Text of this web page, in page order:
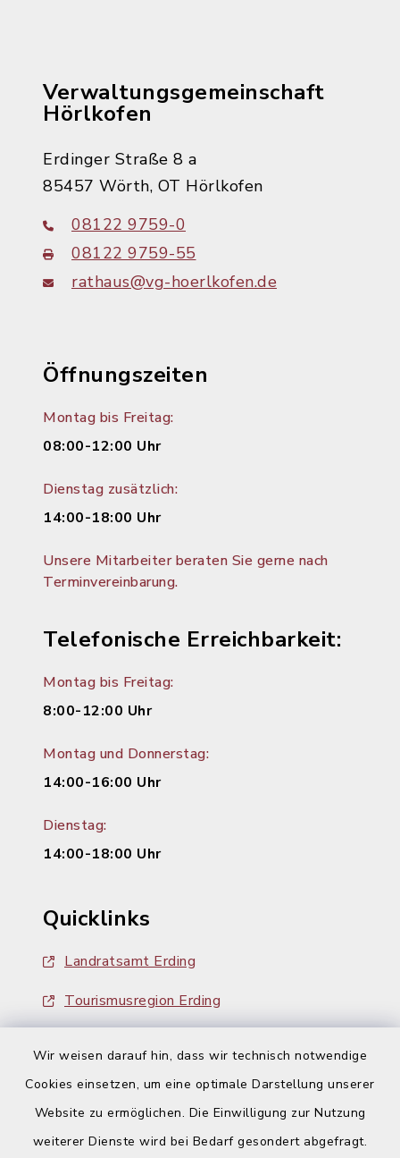
Wir weisen darauf hin, dass wir technisch notwendige
Cookies einsetzen, um eine optimale Darstellung unserer
Website zu ermöglichen. Die Einwilligung zur Nutzung
weiterer Dienste wird bei Bedarf gesondert abgefragt.
Verwaltungsgemeinschaft
Hörlkofen
Erdinger Straße 8 a
85457 Wörth, OT Hörlkofen
08122 9759-0
08122 9759-55
rathaus@vg-hoerlkofen.de
Öffnungszeiten
Montag bis Freitag:
08:00-12:00 Uhr
Dienstag zusätzlich:
14:00-18:00 Uhr
Unsere Mitarbeiter beraten Sie gerne nach
Terminvereinbarung.
Telefonische Erreichbarkeit:
Montag bis Freitag:
8:00-12:00 Uhr
Montag und Donnerstag:
14:00-16:00 Uhr
Dienstag:
14:00-18:00 Uhr
Quicklinks
Landratsamt Erding
Tourismusregion Erding